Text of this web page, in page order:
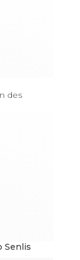
des
Senlis